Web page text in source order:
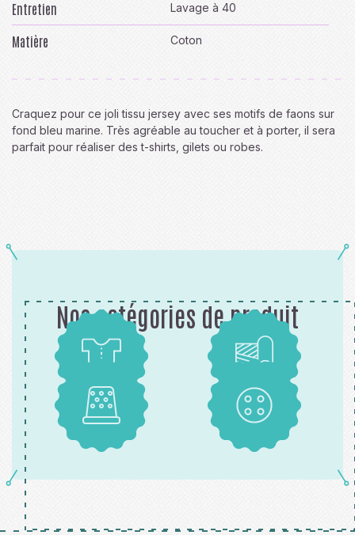
Entretien Lavage à 40
Matière Coton
Craquez pour ce joli tissu jersey avec ses motifs de faons sur
fond bleu marine. Très agréable au toucher et à porter, il sera
parfait pour réaliser des t-shirts, gilets ou robes.
Nos catégories de produit
Patrons Tissus
Mercerie Boutons